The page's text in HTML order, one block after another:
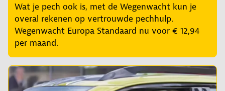
Wat je pech ook is, met de Wegenwacht kun je
overal rekenen op vertrouwde pechhulp.
Wegenwacht Europa Standaard nu voor € 12,94
per maand.